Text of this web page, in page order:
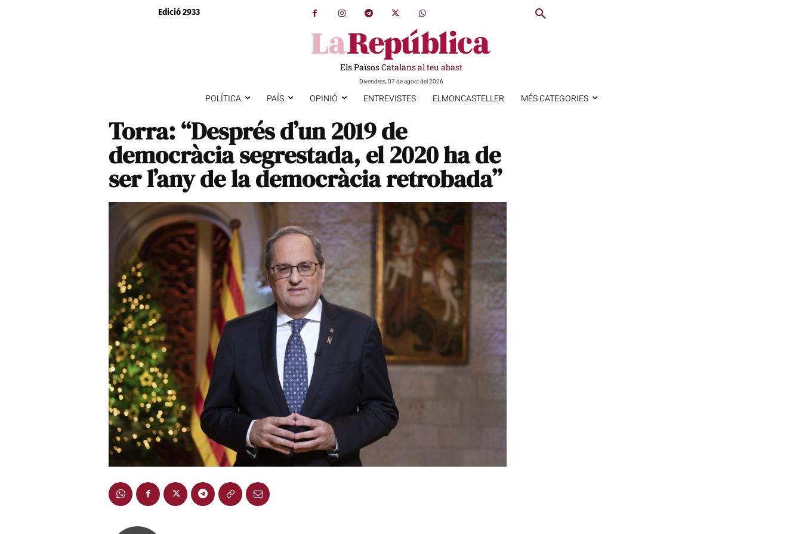
Edició 2933
Els Països Catalans al teu abast
Divendres, 07 de agost del 2026
POLÍTICA PAÍS OPINIÓ ENTREVISTES ELMONCASTELLER MÉS CATEGORIES
Torra: “Després d’un 2019 de
democràcia segrestada, el 2020 ha de
ser l’any de la democràcia retrobada”